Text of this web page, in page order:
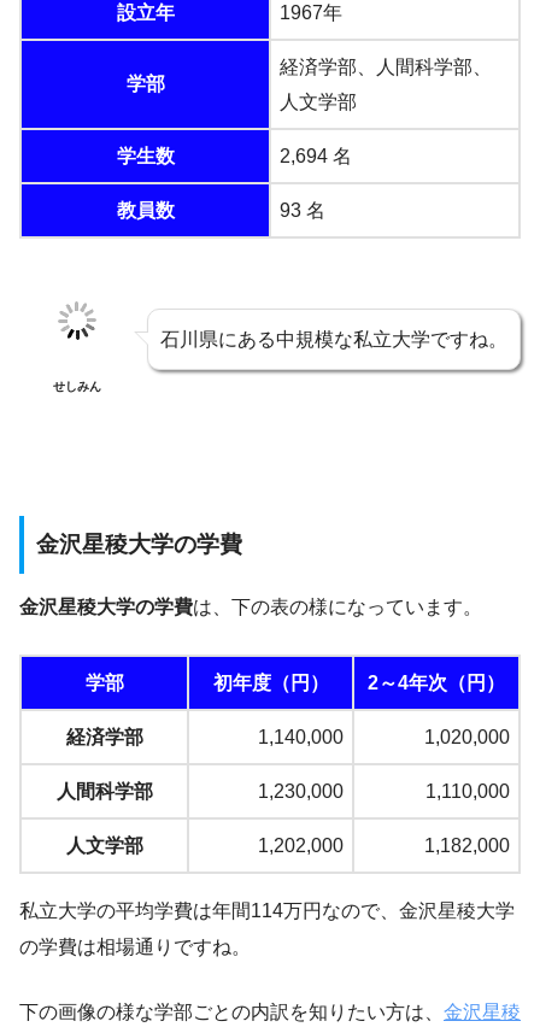
設立年 1967年
学部
経済学部、人間科学部、
人文学部
学生数 2,694 名
教員数 93 名
せしみん
石川県にある中規模な私立大学ですね。
金沢星稜大学の学費
金沢星稜大学の学費は、下の表の様になっています。
学部 初年度（円） 2～4年次（円）
経済学部 1,140,000 1,020,000
人間科学部 1,230,000 1,110,000
人文学部 1,202,000 1,182,000
私立大学の平均学費は年間114万円なので、金沢星稜大学
の学費は相場通りですね。
下の画像の様な学部ごとの内訳を知りたい方は、 金沢星稜